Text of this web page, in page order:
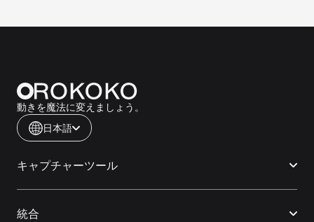
動きを魔法に変えましょう。
日本語
キャプチャーツール
統合